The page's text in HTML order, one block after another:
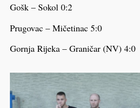
Gošk – Sokol 0:2
Prugovac – Mičetinac 5:0
Gornja Rijeka – Graničar (NV) 4:0